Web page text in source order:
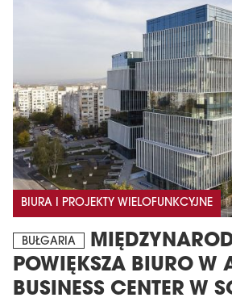
BIURA I PROJEKTY WIELOFUNKCYJNE
BUŁGARIA
POWIĘKSZA BIURO W
BUSINESS CENTER W